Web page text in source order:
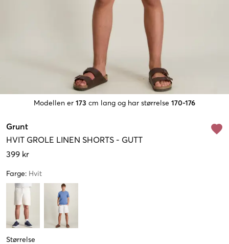
Modellen er 173 cm lang og har størrelse 170-176
Grunt
HVIT GROLE LINEN SHORTS - GUTT
399 kr
Farge: Hvit
Størrelse